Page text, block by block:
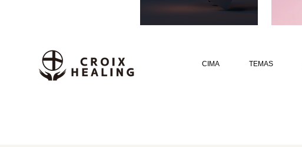
CIMA TEMAS